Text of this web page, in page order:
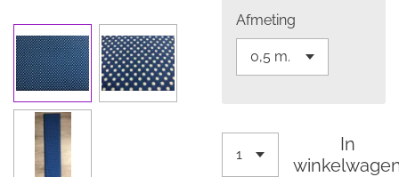
Afmeting
In